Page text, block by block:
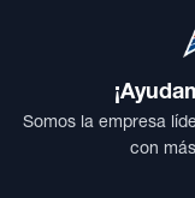
Somos la empresa
con